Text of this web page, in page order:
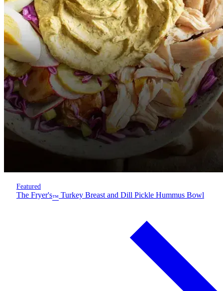
Featured
The Fryer's™ Turkey Breast and Dill Pickle Hummus Bowl